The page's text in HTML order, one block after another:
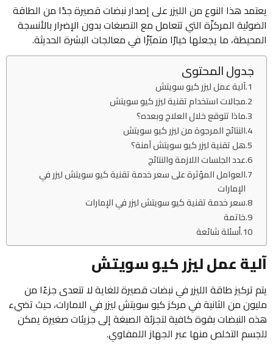
يعتمد هذا النوع من الليزر على إصدار نبضات قصيرة جدًا من الطاقة
الضوئية المركزّة التي تتعامل مع التصبغات بدون الإضرار بالأنسجة
المحيطة، ما يجعلها خيارًا متميّزًا في معالجات البشرة الحديثة.
جدول المحتوى
آلية عمل ليزر كيو سويتش
مجالات استخدام تقنية ليزر كيو سويتش
ماذا تتوقع خلال العلاج وبعده؟
النتائج المرجوة من ليزر كيو سويتش
هل تقنية ليزر كيو سويتش آمنة؟
عدد الجلسات اللازمة والنتائج
العوامل المؤثرة على سعر خدمة تقنية كيو سويتش ليزر في
الإمارات
سعر خدمة تقنية كيو سويتش ليزر في الإمارات
خاتمة
أسئلة شائعة
آلية عمل ليزر كيو سويتش
يتم تركيز طاقة الليزر في نبضات قصيرة للغاية لا تتعدى جزءًا من
مليون من الثانية في مركز كيو سويتش ليزر في الامارات، حيث تضيء
هذه النبضات بقوة كافية لتجزئة الصبغة إلى جزيئات صغيرة يمكن
للجسم التخلص منها عبر الجهاز اللمفاوي.